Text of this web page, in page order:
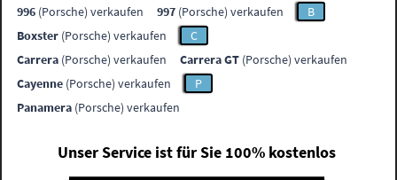
996 (Porsche) verkaufen 997 (Porsche) verkaufen
B
Boxster (Porsche) verkaufen
C
Carrera (Porsche) verkaufen Carrera GT (Porsche) verkaufen
Cayenne (Porsche) verkaufen
P
Panamera (Porsche) verkaufen
Unser Service ist für Sie 100% kostenlos